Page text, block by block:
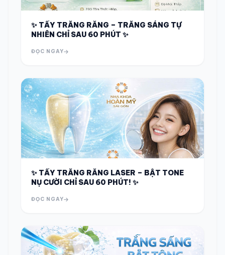
✨ TẨY TRẮNG RĂNG – TRẮNG SÁNG TỰ
NHIÊN CHỈ SAU 60 PHÚT ✨
ĐỌC NGAY
✨ TẨY TRẮNG RĂNG LASER – BẬT TONE
NỤ CƯỜI CHỈ SAU 60 PHÚT! ✨
ĐỌC NGAY